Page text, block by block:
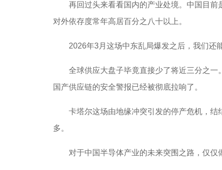
再回过头来看看国内的产业处境。中国目前
对外依存度常年高居百分之八十以上。
2026年3月这场中东乱局爆发之后，我们还能
全球供应大盘子毕竟直接少了将近三分之一
国产供应链的安全警报已经被彻底拉响了。
卡塔尔这场由地缘冲突引发的停产危机，结
多。
对于中国半导体产业的未来突围之路，仅仅做